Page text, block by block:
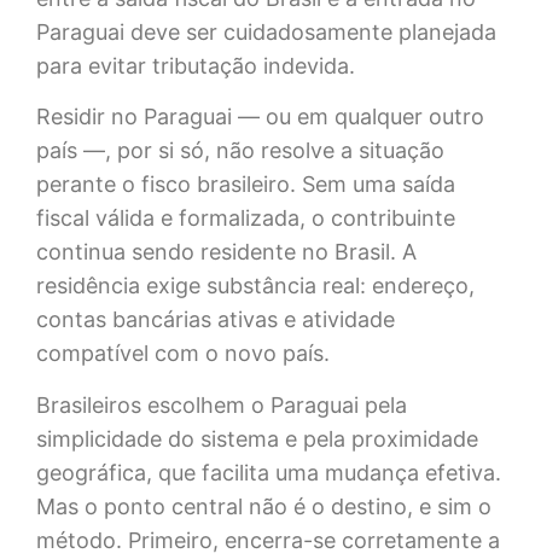
Paraguai deve ser cuidadosamente planejada
para evitar tributação indevida.
Residir no Paraguai — ou em qualquer outro
país —, por si só, não resolve a situação
perante o fisco brasileiro. Sem uma saída
fiscal válida e formalizada, o contribuinte
continua sendo residente no Brasil. A
residência exige substância real: endereço,
contas bancárias ativas e atividade
compatível com o novo país.
Brasileiros escolhem o Paraguai pela
simplicidade do sistema e pela proximidade
geográfica, que facilita uma mudança efetiva.
Mas o ponto central não é o destino, e sim o
método. Primeiro, encerra-se corretamente a